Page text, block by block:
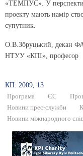
«ТЕМПУС». У
проекту мають намір
супутник.
О.В.Збруцький, декан
НТУУ «КПІ», професор
КП: 2009, 13
Програма ЄС
Новини прес-служби
Новини міжнародного